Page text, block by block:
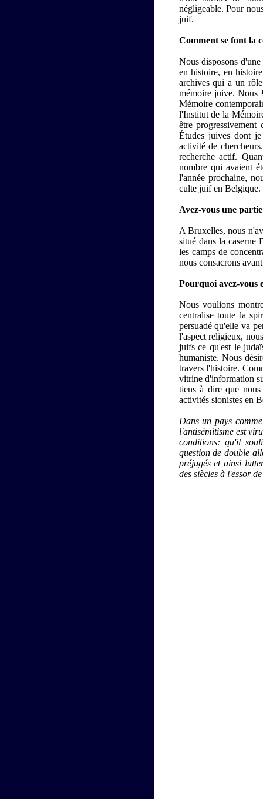
négligeable. Pour
juif.
Comment se font la
Nous disposons
en histoire, en
archives qui a un
mémoire juive. Nous
Mémoire
l'Institut de la
être progressivement
Études juives dont
activité de
recherche actif.
nombre qui avaient
l'année prochaine,
culte juif en Belgique.
Avez-vous une
A Bruxelles, nous
situé dans la caserne
les camps de
nous consacrons
Pourquoi avez-vous
Nous voulions
centralise toute la
persuadé qu'elle va
l'aspect religieux,
juifs ce qu'est le
humaniste. Nous
travers l'histoire.
vitrine d'information
tiens à dire que
activités sionistes en
Dans un pays
l'antisémitisme est
conditions: qu'il
question de double
préjugés et ainsi
des siècles à l'essor